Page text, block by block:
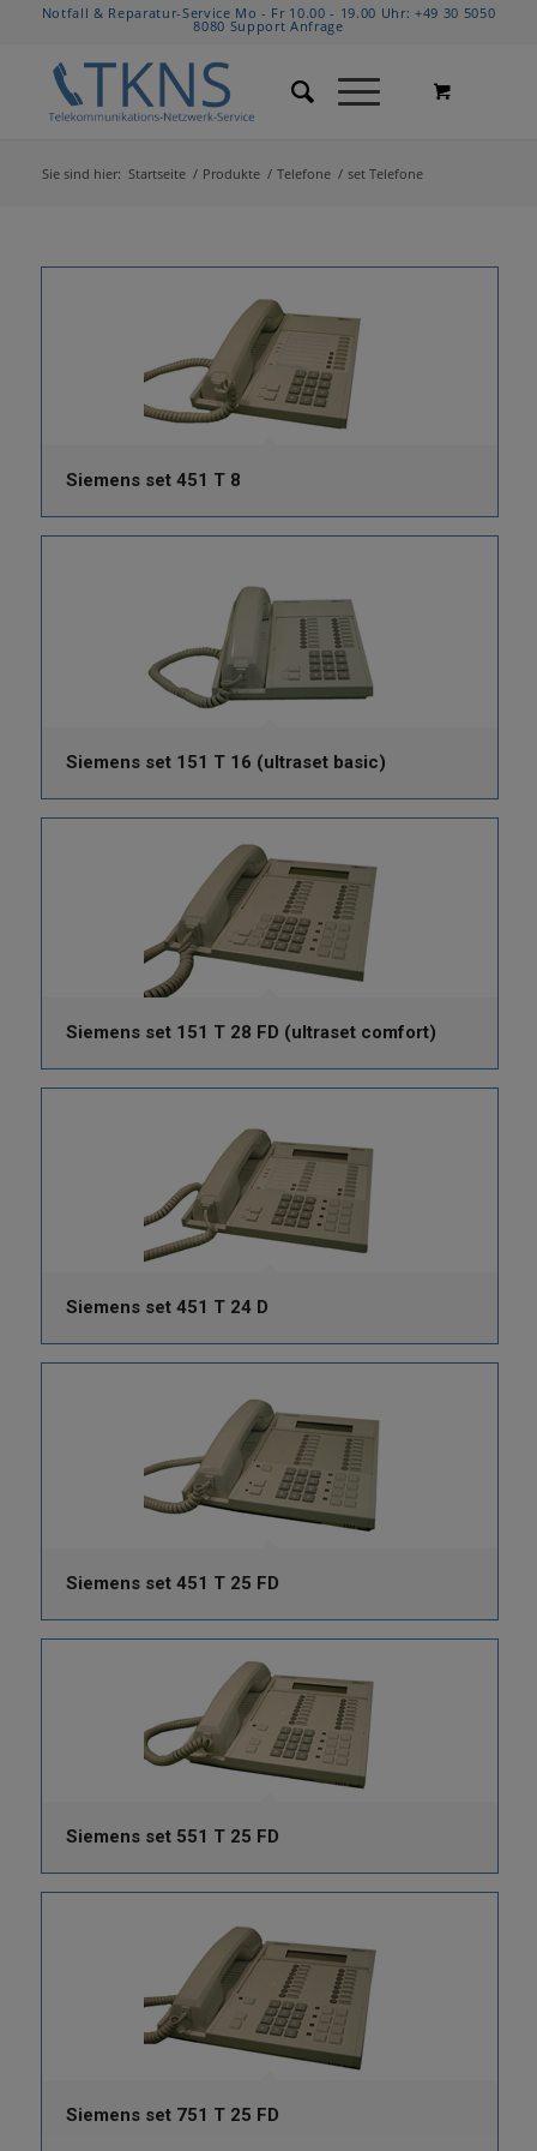
Notfall & Reparatur-Service Mo - Fr 10.00 - 19.00 Uhr:+49 30 5050
8080 Support Anfrage
Sie sind hier: Startseite / Produkte / Telefone / set Telefone
Siemens set 451 T 8
Siemens set 151 T 16 (ultraset basic)
Siemens set 151 T 28 FD (ultraset comfort)
Siemens set 451 T 24 D
Siemens set 451 T 25 FD
Siemens set 551 T 25 FD
Siemens set 751 T 25 FD